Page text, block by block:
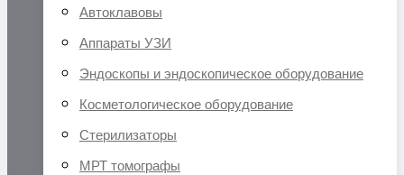
Автоклавовы
Аппараты УЗИ
Эндоскопы и эндоскопическое оборудование
Косметологическое оборудование
Стерилизаторы
МРТ томографы